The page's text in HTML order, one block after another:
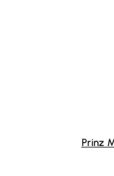
Durchschnittliche
Prinz